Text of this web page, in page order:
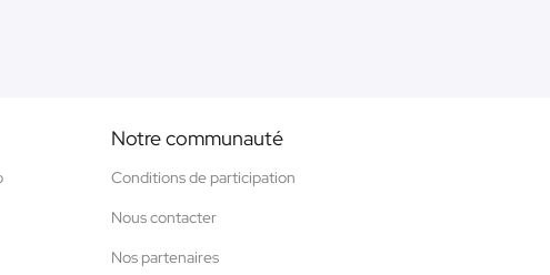
Notre communauté
Conditions de participation
Nous contacter
Nos partenaires